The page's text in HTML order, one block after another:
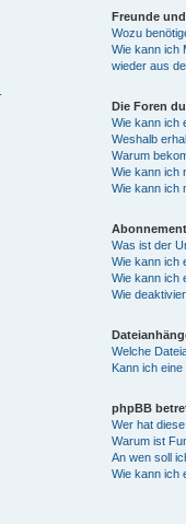
Freunde
Wozu
Wie kann ich
wieder aus
Die Foren
Wie kann ich
Weshalb
Warum
Wie kann ich
Wie kann ich
Was ist der
Wie kann ich
Wie kann ich
Wie
Welche
Kann ich
phpBB
Wer hat
Warum ist
An wen soll
Wie kann ich